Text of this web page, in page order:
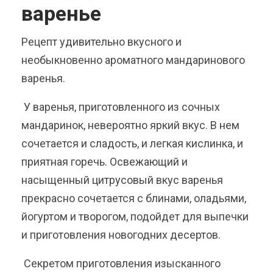
варенье
Рецепт удивительно вкусного и
необыкновенно ароматного мандаринового
варенья.
У варенья, приготовленного из сочных
мандаринок, невероятно яркий вкус. В нем
сочетается и сладость, и легкая кислинка, и
приятная горечь. Освежающий и
насыщенный цитрусовый вкус варенья
прекрасно сочетается с блинами, оладьями,
йогуртом и творогом, подойдет для выпечки
и приготовления новогодних десертов.
Секретом приготовления изысканного